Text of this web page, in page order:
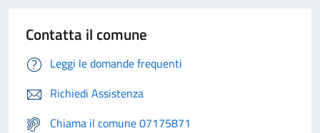
Contatta il comune
Leggi le domande frequenti
Richiedi Assistenza
Chiama il comune 07175871